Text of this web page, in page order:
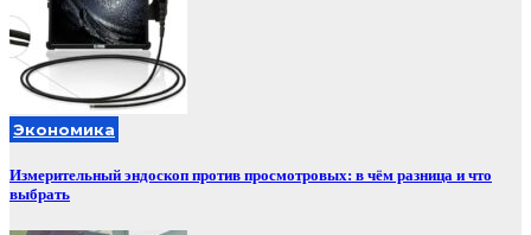
Экономика
Измерительный эндоскоп против просмотровых: в чём разница и что
выбрать